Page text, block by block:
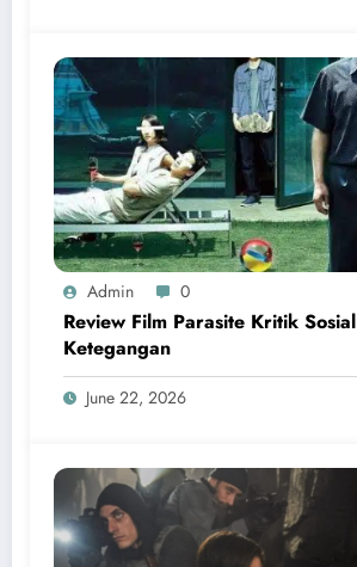
Admin 0
Review Film Parasite Kritik
Ketegangan
June 22, 2026